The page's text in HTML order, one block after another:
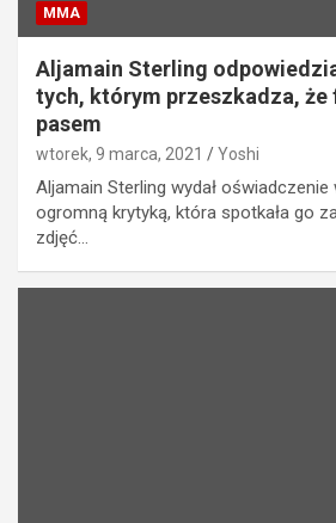
MMA
Aljamain Sterling
tych, którym przeszkadza,
pasem
wtorek, 9 marca, 2021 Yoshi
Aljamain Sterling wydał
ogromną krytyką, która spotkała go
zdjęć…